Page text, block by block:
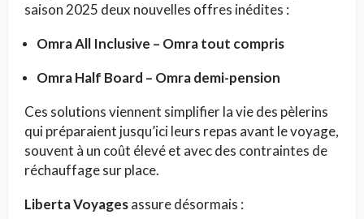
saison 2025 deux nouvelles offres inédites :
Omra All Inclusive – Omra tout compris
Omra Half Board – Omra demi-pension
Ces solutions viennent simplifier la vie des pèlerins
qui préparaient jusqu’ici leurs repas avant le voyage,
souvent à un coût élevé et avec des contraintes de
réchauffage sur place.
Liberta Voyagesassure désormais :